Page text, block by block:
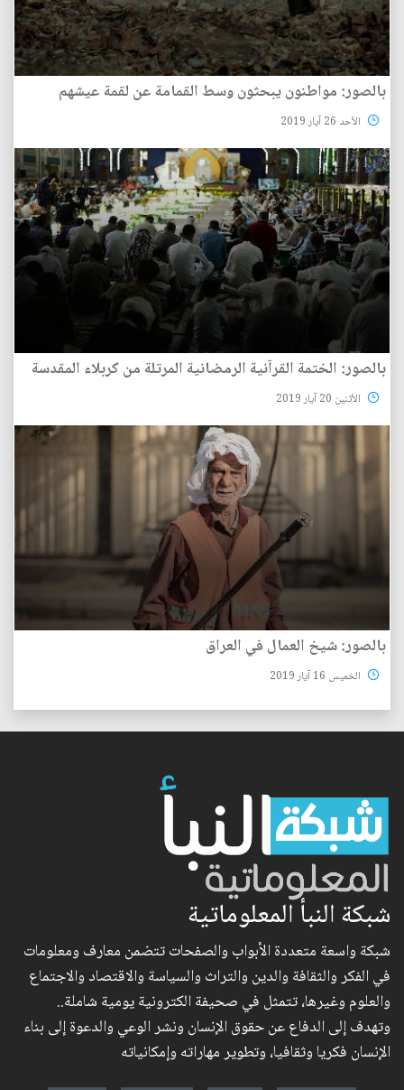
بالصور: مواطنون يبحثون وسط القمامة عن لقمة عيشهم
الأحد 26 آيار 2019
بالصور: الختمة القرآنية الرمضانية المرتلة من کربلاء المقدسة
الأثنين 20 آيار 2019
بالصور: شيخ العمال في العراق
الخميس 16 آيار 2019
شبكة النبأ المعلوماتية
شبكة واسعة متعددة الأبواب والصفحات تتضمن معارف ومعلومات
في الفكر والثقافة والدين والتراث والسياسة والاقتصاد والاجتماع
والعلوم وغيرها، تتمثل في صحيفة الكترونية يومية شاملة..
وتهدف إلى الدفاع عن حقوق الإنسان ونشر الوعي والدعوة إلى بناء
الإنسان فكريا وثقافيا، وتطوير مهاراته وإمكانياته